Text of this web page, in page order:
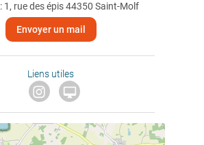
: 1, rue des épis 44350 Saint-Molf
Envoyer un mail
Liens utiles
